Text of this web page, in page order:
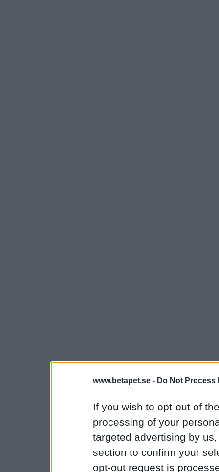
www.betapet.se - Do Not Process
If you wish to opt-out of
processing of your
targeted advertising by
section to confirm your
opt-out request is